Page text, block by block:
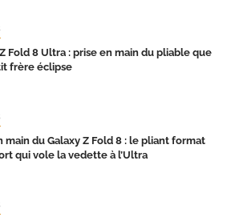
Fold 8 Ultra : prise en main du pliable que
frère éclipse
main du Galaxy Z Fold 8 : le pliant format
qui vole la vedette à l’Ultra